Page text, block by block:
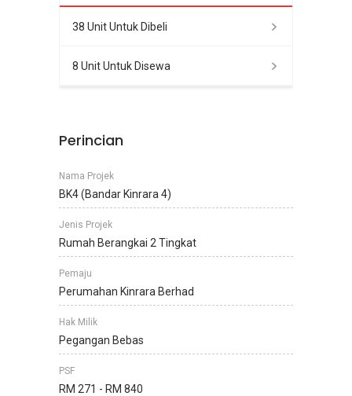
38 Unit Untuk Dibeli
8 Unit Untuk Disewa
Perincian
Nama Projek
BK4 (Bandar Kinrara 4)
Jenis Projek
Rumah Berangkai 2 Tingkat
Pemaju
Perumahan Kinrara Berhad
Hak Milik
Pegangan Bebas
PSF
RM 271 - RM 840